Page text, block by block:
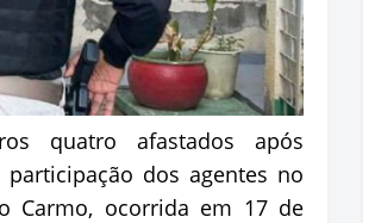
quatro afastados após
participação dos agentes no
Carmo, ocorrida em 17 de